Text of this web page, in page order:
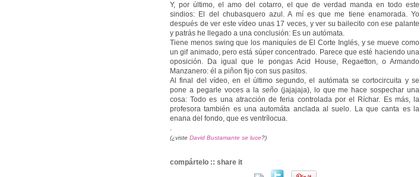
Y, por último, el amo del cotarro, el que de verdad manda en todo este
sindios: El del chubasquero azul. A mí es que me tiene enamorada. Yo
después de ver este vídeo unas 17 veces, y ver su bailecito con ese palante
y patrás he llegado a una conclusión: Es un autómata.
Tiene menos swing que los maniquíes de El Corte Inglés, y se mueve como
un gif animado, pero está súper concentrado. Parece que esté haciendo una
oposición. Da igual que le pongas Acid House, Regaetton, o Armando
Manzanero: él a piñon fijo con sus pasitos.
Al final del vídeo, en el último segundo, el autómata se cortocircuita y se
pone a pegarle voces a laseño (jajajaja), lo que me hace sospechar una
cosa: Todo es una atracción de feria controlada por el Ríchar. Es más, la
profesora también es una automáta anclada al suelo. La que canta es la
enana del fondo, que es ventrílocua.
.
(¿viste David Bustamante se luce?)
compártelo :: share it